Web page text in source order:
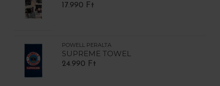
17.990 Ft
POWELL PERALTA
SUPREME TOWEL
24.990 Ft